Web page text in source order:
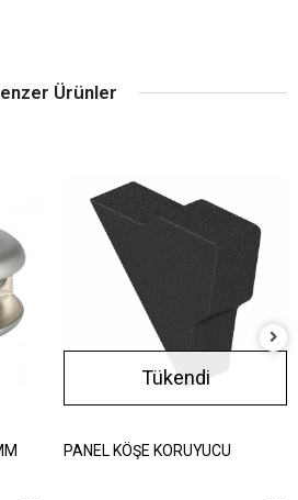
Ürünler
Tükendi
PANEL KÖŞE KORUYUCU